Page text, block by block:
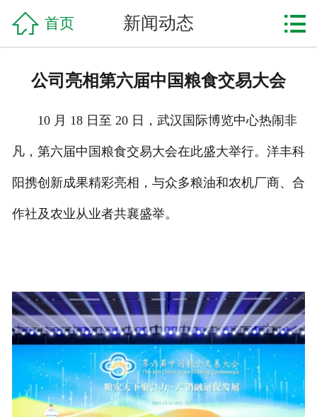
产品中心
工程案例
新闻资讯
 首页 新闻动态 
公司亮相第六届中国粮食交易大会
10 月 18 日至 20 日，武汉国际博览中心热闹非
凡，第六届中国粮食交易大会在此盛大举行。洋丰科
阳携创新成果精彩亮相，与众多粮油和农机厂商、合
作社及农业从业者共襄盛举。